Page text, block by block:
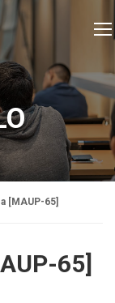
[MAUP-65]
65]